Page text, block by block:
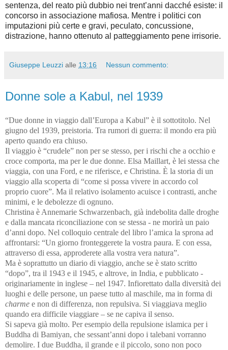
sentenza, del reato più dubbio nei trent’anni dacché esiste: il
concorso in associazione mafiosa. Mentre i politici con
imputazioni più certe e gravi, peculato, concussione,
distrazione, hanno ottenuto al patteggiamento pene irrisorie.
Giuseppe Leuzzi alle 13:16 Nessun commento:
Donne sole a Kabul, nel 1939
“Due donne in viaggio dall’Europa a Kabul” è il sottotitolo. Nel
giugno del 1939, preistoria. Tra rumori di guerra: il mondo era più
aperto quando era chiuso.
Il viaggio è “crudele” non per se stesso, per i rischi che a occhio e
croce comporta, ma per le due donne. Elsa Maillart, è lei stessa che
viaggia, con una Ford, e ne riferisce, e Christina. È la storia di un
viaggio alla scoperta di “come si possa vivere in accordo col
proprio cuore”. Ma il relativo isolamento acuisce i contrasti, anche
minimi, e le debolezze di ognuno.
Christina è Annemarie Schwarzenbach, già indebolita dalle droghe
e dalla mancata riconciliazione con se stessa - ne morirà un paio
d’anni dopo. Nel colloquio centrale del libro l’amica la sprona ad
affrontarsi: “Un giorno fronteggerete la vostra paura. E con essa,
attraverso di essa, approderete alla vostra vera natura”.
Ma è soprattutto un diario di viaggio, anche se è stato scritto
“dopo”, tra il 1943 e il 1945, e altrove, in India, e pubblicato -
originariamente in inglese – nel 1947. Infiorettato dalla diversità dei
luoghi e delle persone, un paese tutto al maschile, ma in forma di
charme e non di differenza, non repulsiva. Si viaggiava meglio
quando era difficile viaggiare – se ne capiva il senso.
Si sapeva già molto. Per esempio della repulsione islamica per i
Buddha di Bamiyan, che sessant’anni dopo i talebani vorranno
demolire. I due Buddha, il grande e il piccolo, sono non poco